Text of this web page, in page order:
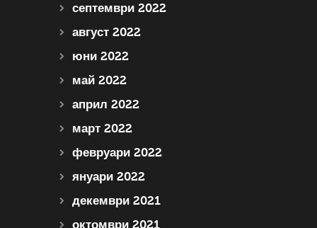
септември 2022
август 2022
юни 2022
май 2022
април 2022
март 2022
февруари 2022
януари 2022
декември 2021
октомври 2021